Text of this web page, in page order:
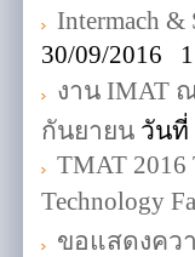
Intermach &
30/09/2016
งาน IMAT
กันยายน วันที่
TMAT 2016
Technology
ขอแสดงคว